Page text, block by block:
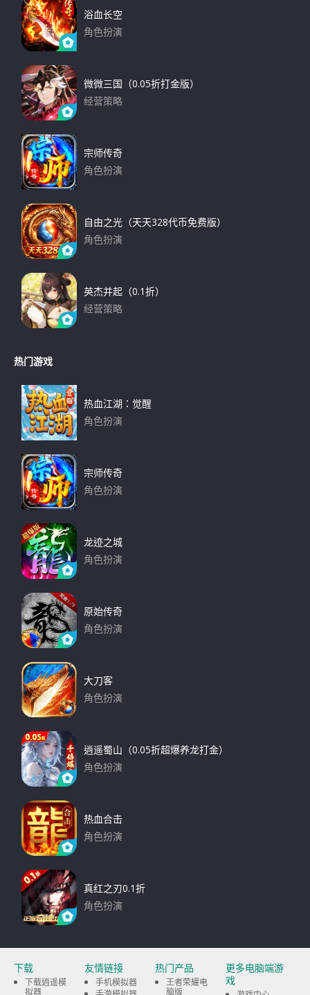
浴血长空
角色扮演
微微三国（0.05折打金版）
经营策略
宗师传奇
角色扮演
自由之光（天天328代币免费版）
角色扮演
英杰并起（0.1折）
经营策略
热门游戏
热血江湖：觉醒
角色扮演
宗师传奇
角色扮演
龙迹之城
角色扮演
原始传奇
角色扮演
大刀客
角色扮演
逍遥蜀山（0.05折超爆养龙打金）
角色扮演
热血合击
角色扮演
真红之刃0.1折
角色扮演
下载
下载逍遥模
拟器
友情链接
手机模拟器
热门产品
王者荣耀电
脑版
更多电脑端游
戏